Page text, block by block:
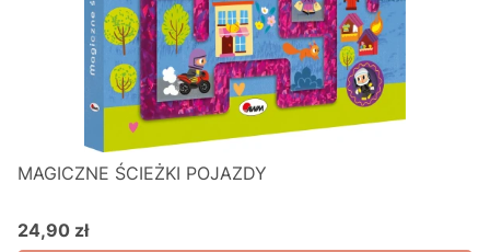
MAGICZNE ŚCIEŻKI POJAZDY
Cena
24,90 zł